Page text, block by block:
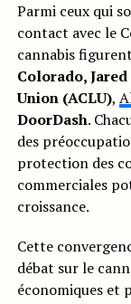
Parmi ceux qui
contact avec le
cannabis
Colorado,
Union (ACLU),
DoorDash.
des
protection des
commerciales
croissance.
Cette
débat sur le
économiques et